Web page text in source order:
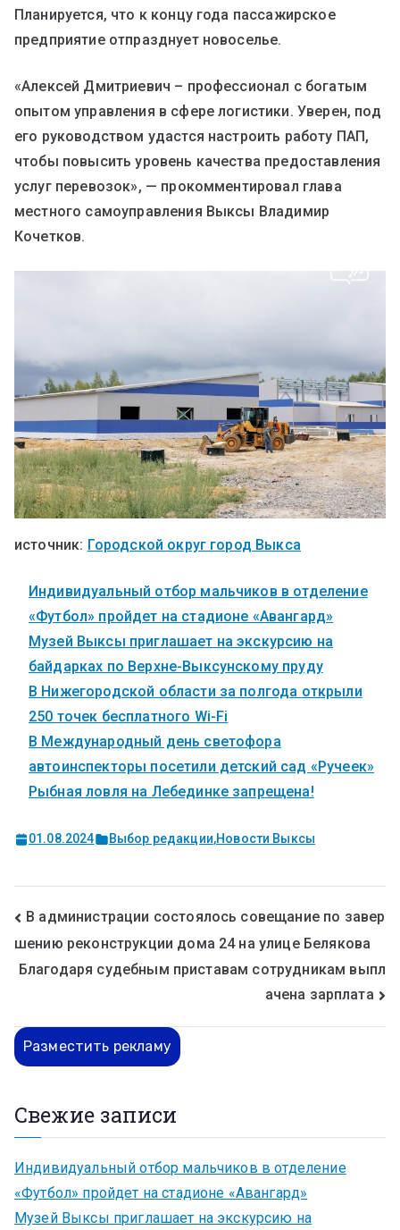
Планируется, что к концу года пассажирское
предприятие отпразднует новоселье.
«Алексей Дмитриевич – профессионал с богатым
опытом управления в сфере логистики. Уверен, под
его руководством удастся настроить работу ПАП,
чтобы повысить уровень качества предоставления
услуг перевозок», — прокомментировал глава
местного самоуправления Выксы Владимир
Кочетков.
источник: Городской округ город Выкса
Индивидуальный отбор мальчиков в отделение
«Футбол» пройдет на стадионе «Авангард»
Музей Выксы приглашает на экскурсию на
байдарках по Верхне-Выксунскому пруду
В Нижегородской области за полгода открыли
250 точек бесплатного Wi-Fi
В Международный день светофора
автоинспекторы посетили детский сад «Ручеек»
Рыбная ловля на Лебединке запрещена!
01.08.2024 Выбор редакции,Новости Выксы
В администрации состоялось совещание по завер
шению реконструкции дома 24 на улице Белякова
Благодаря судебным приставам сотрудникам выпл
ачена зарплата
Разместить рекламу
Свежие записи
Индивидуальный отбор мальчиков в отделение
«Футбол» пройдет на стадионе «Авангард»
Музей Выксы приглашает на экскурсию на